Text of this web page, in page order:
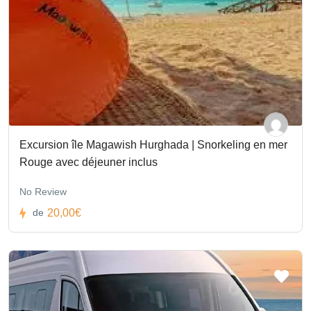
Excursion île Magawish Hurghada | Snorkeling en mer
Rouge avec déjeuner inclus
No Review
de 20,00€